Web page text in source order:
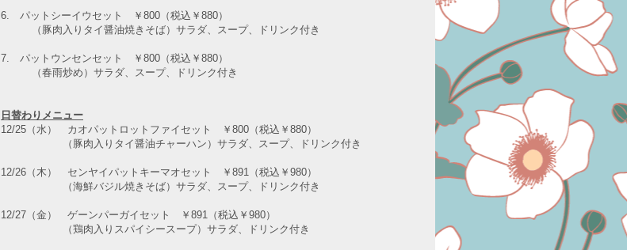
6. パットシーイウセット
￥800（税込￥880）
（豚肉入りタイ醤油焼きそば）サラダ、スープ、ドリンク付き
7. パットウンセンセット
￥800（税込￥880）
（春雨炒め）サラダ、スープ、ドリンク付き
日替わりメニュー
12/25（水） カオパットロットファイセット ￥800（税込￥880）
（豚肉入りタイ醤油チャーハン）サラダ、スープ、ドリンク付き
12/26（木） センヤイパットキーマオセット ￥891（税込￥980）
（海鮮バジル焼きそば）サラダ、スープ、ドリンク付き
12/27（金） ゲーンパーガイセット ￥891（税込￥980）
（鶏肉入りスパイシースープ）サラダ、ドリンク付き